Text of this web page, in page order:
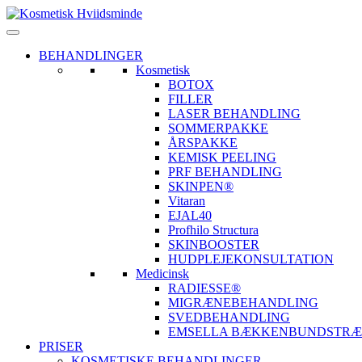
BEHANDLINGER
Kosmetisk
BOTOX
FILLER
LASER BEHANDLING
SOMMERPAKKE
ÅRSPAKKE
KEMISK PEELING
PRF BEHANDLING
SKINPEN®
Vitaran
EJAL40
Profhilo Structura
SKINBOOSTER
HUDPLEJEKONSULTATION
Medicinsk
RADIESSE®
MIGRÆNEBEHANDLING
SVEDBEHANDLING
EMSELLA
PRISER